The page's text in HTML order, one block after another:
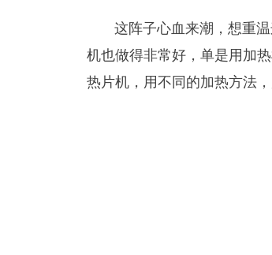
这阵子心血来潮，想重
机也做得非常好，单是用加
热片机，用不同的加热方法